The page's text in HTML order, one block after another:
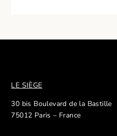
LE SIÈGE
30 bis Boulevard de la Bastille
75012 Paris – France